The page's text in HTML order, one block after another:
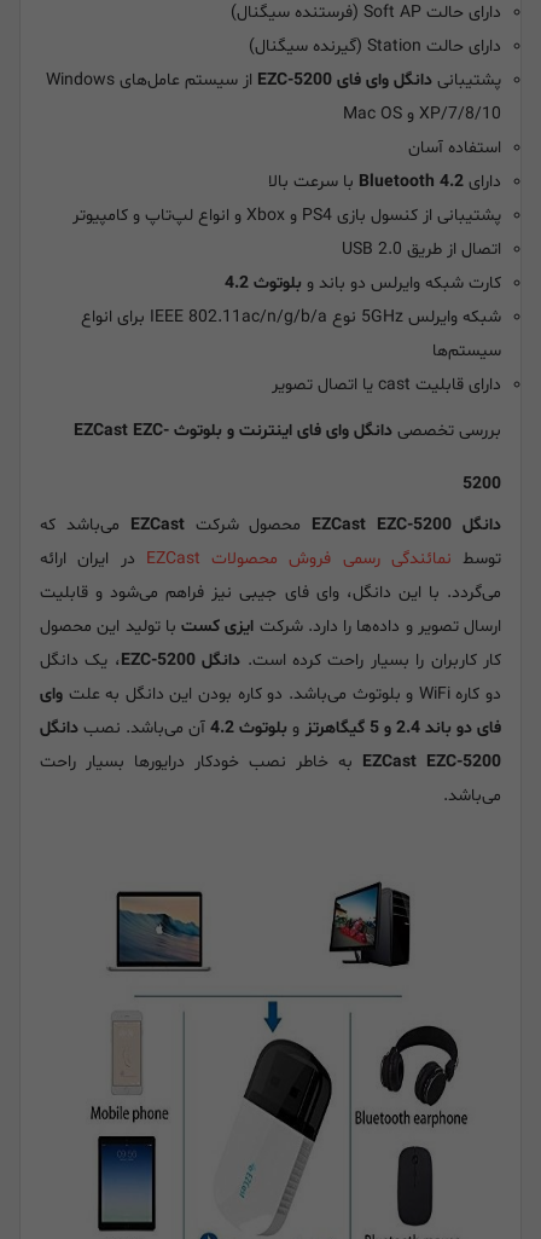
دارای حالت Soft AP (فرستنده سیگنال)
دارای حالت Station (گیرنده سیگنال)
پشتیبانی دانگل وای فای EZC-5200
از سیستم عامل‌های Windows
XP/7/8/10 و Mac OS
استفاده آسان
دارای Bluetooth 4.2 با سرعت بالا
پشتیبانی از کنسول بازی PS4 و Xbox و انواع لپ‌تاپ و کامپیوتر
اتصال از طریق USB 2.0
کارت شبکه وایرلس دو باند و بلوتوث 4.2
شبکه وایرلس 5GHz نوع IEEE 802.11ac/n/g/b/a برای انواع
سیستم‌ها
دارای قابلیت cast یا اتصال تصویر
بررسی تخصصی
دانگل وای فای اینترنت و بلوتوث EZCast EZC-
5200
دانگل EZCast EZC-5200
محصول شرکتEZCast می‌باشد که
توسط نمائندگی رسمی فروش محصولات EZCast
در ایران ارائه
می‌گردد. با این دانگل، وای فای جیبی نیز فراهم می‌شود و قابلیت
ارسال تصویر و داده‌ها را دارد. شرکت ایزی کست با تولید این محصول
کار کاربران را بسیار راحت کرده است. دانگل EZC-5200
، یک دانگل
دو کاره WiFi و بلوتوث می‌باشد. دو کاره بودن این دانگل به علت
وای
فای دو باند 2.4 و 5 گیگاهرتز
و بلوتوث 4.2 آن می‌باشد. نصب دانگل
EZCast EZC-5200 به خاطر نصب خودکار درایورها بسیار راحت
می‌باشد.